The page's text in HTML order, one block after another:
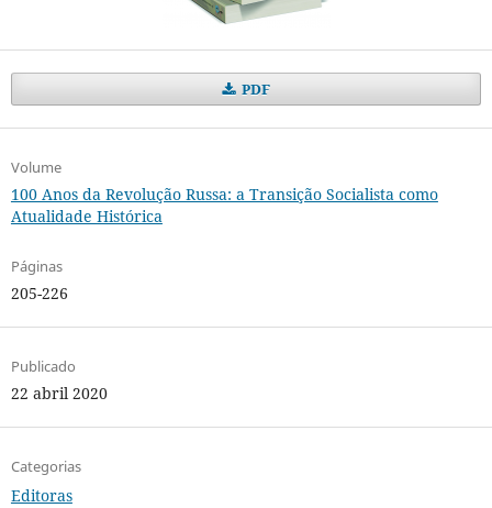
PDF
Volume
100 Anos da Revolução Russa: a Transição Socialista como
Atualidade Histórica
Páginas
205-226
Publicado
22 abril 2020
Categorias
Editoras